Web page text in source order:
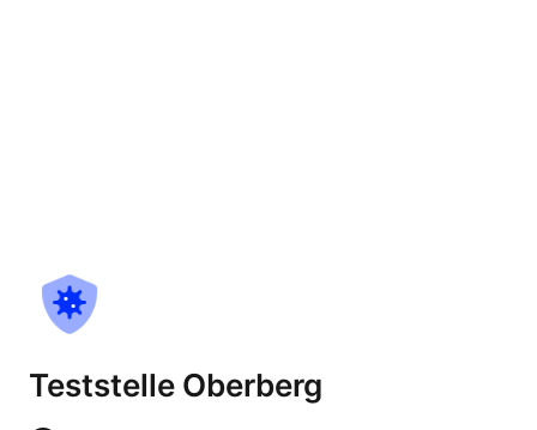
Teststelle Oberberg